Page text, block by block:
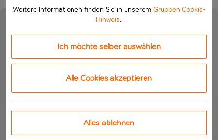
Weitere Informationen finden Sie in unserem Gruppen Cookie-
Hinweis.
Ich möchte selber auswählen
Alle Cookies akzeptieren
Alles ablehnen